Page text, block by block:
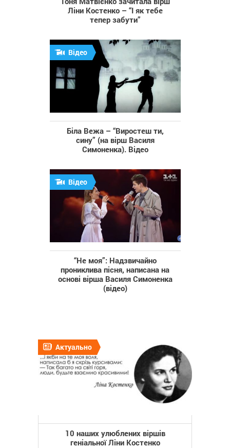
Ліни Костенко – “І як тебе
тепер забути”
Відео
Біла Вежа – “Виростеш ти,
сину” (на вірш Василя
Симоненка). Відео
Відео
“Не моя”: Надзвичайно
прониклива пісня, написана на
основі вірша Василя Симоненка
(відео)
Актуально
10 наших улюблених віршів
геніальної Ліни Костенко